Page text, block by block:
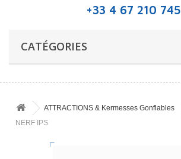
+33 4 67 210 745
CATÉGORIES
ATTRACTIONS & Kermesses Gonflables
NERF IPS